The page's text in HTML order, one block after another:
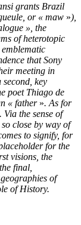
grants Brazil
or « maw »),
», the
of heterotopic
that Sony
meeting in
key
poet Thiago de
« father». As for
the sense of
close by way of
to signify, for
for the
visions, the
final,
of
of History.